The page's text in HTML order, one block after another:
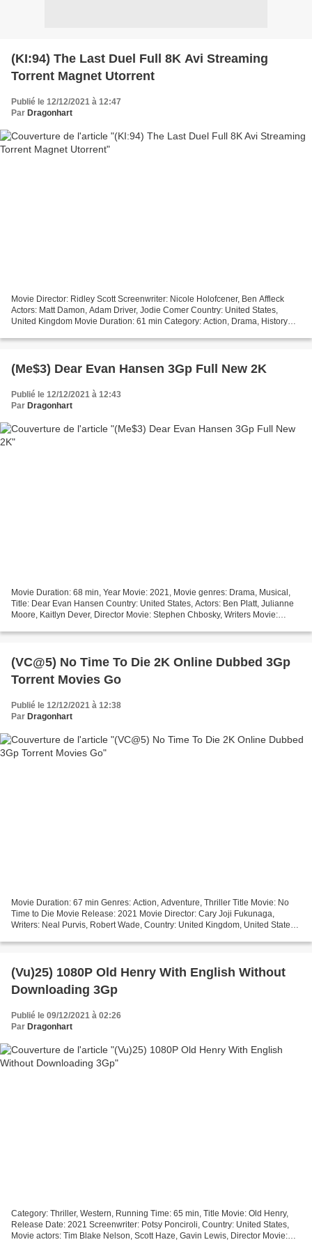
(KI:94) The Last Duel Full 8K Avi Streaming
Torrent Magnet Utorrent
Publié le 12/12/2021 à 12:47
Par Dragonhart
Movie Director: Ridley Scott Screenwriter: Nicole Holofcener, Ben Affleck
Actors: Matt Damon, Adam Driver, Jodie Comer Country: United States,
United Kingdom Movie Duration: 61 min Category: Action, Drama, History
(Me$3) Dear Evan Hansen 3Gp Full New 2K
Publié le 12/12/2021 à 12:43
Par Dragonhart
Movie Duration: 68 min, Year Movie: 2021, Movie genres: Drama, Musical,
Title: Dear Evan Hansen Country: United States, Actors: Ben Platt, Julianne
Moore, Kaitlyn Dever, Director Movie: Stephen Chbosky, Writers Movie:
(VC@5) No Time To Die 2K Online Dubbed 3Gp
Torrent Movies Go
Publié le 12/12/2021 à 12:38
Par Dragonhart
Movie Duration: 67 min Genres: Action, Adventure, Thriller Title Movie: No
Time to Die Movie Release: 2021 Movie Director: Cary Joji Fukunaga,
Writers: Neal Purvis, Robert Wade, Country: United Kingdom, United States,
(Vu)25) 1080P Old Henry With English Without
Downloading 3Gp
Publié le 09/12/2021 à 02:26
Par Dragonhart
Category: Thriller, Western, Running Time: 65 min, Title Movie: Old Henry,
Release Date: 2021 Screenwriter: Potsy Ponciroli, Country: United States,
Movie actors: Tim Blake Nelson, Scott Haze, Gavin Lewis, Director Movie: